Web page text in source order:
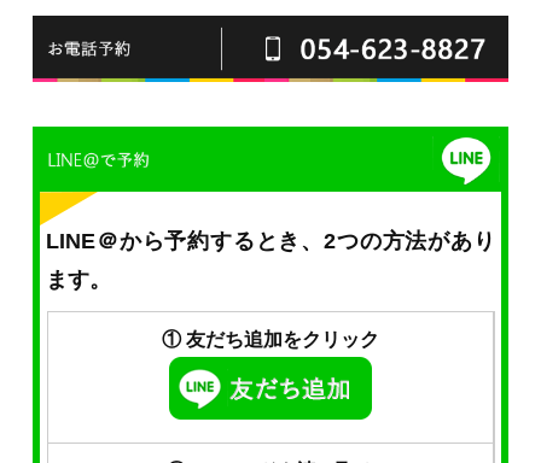
LINE＠から予約するとき、2つの方法があり
ます。
① 友だち追加をクリック